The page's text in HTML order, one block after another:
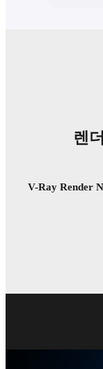
렌
V-Ray Render